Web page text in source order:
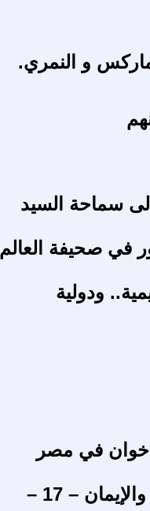
ماركس و النمري.
سماحة السيد
في صحيفة العالم
ودولية
في مصر
سلسلة ظواهر الباراسيكولوجي بين العلم والإيمان – 17 –